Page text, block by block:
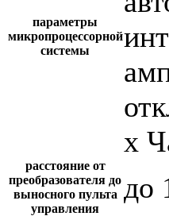
параметры
микропроцессорной
системы
х
расстояние от
преобразователя до
выносного пульта
управления
до